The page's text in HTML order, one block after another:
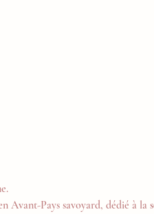
Avant-Pays savoyard, dédié à la